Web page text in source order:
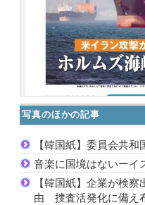
写真のほかの記事
【韓国紙】委員会共和
音楽に国境はないーイ
【韓国紙】企業が検
由 捜査活発化に備え